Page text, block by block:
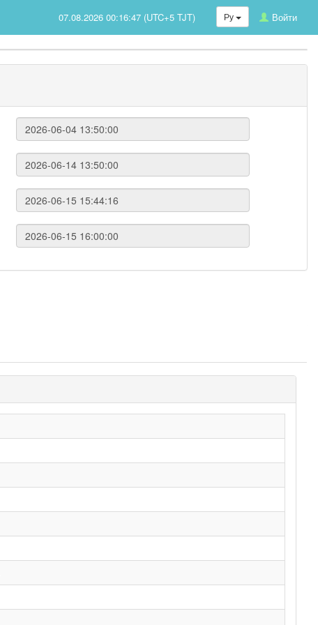
Ру Войти
07.08.2026 00:16:47 (UTC+5 TJT)